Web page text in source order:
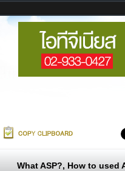
What ASP?, How to used